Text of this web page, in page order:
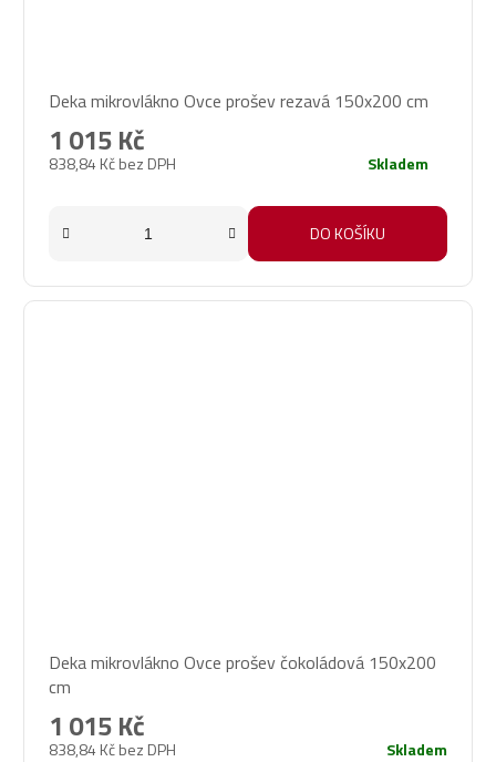
Deka mikrovlákno Ovce prošev rezavá 150x200 cm
838,84 Kč bez DPH
1 015 Kč
Skladem
DO KOŠÍKU
Deka mikrovlákno Ovce prošev čokoládová 150x200
cm
838,84 Kč bez DPH
1 015 Kč
Skladem